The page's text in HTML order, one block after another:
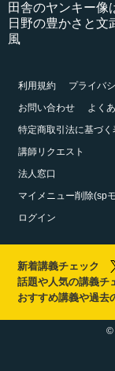
田舎のヤンキー
日野の豊かさと文
風
利用規約
プライバ
お問い合わせ
よく
特定商取引法に基づく
講師リクエスト
法人窓口
マイメニュー削除(sp
ログイン
新着講義チェック
話題や人気の講義チ
おすすめ講義や過去
©